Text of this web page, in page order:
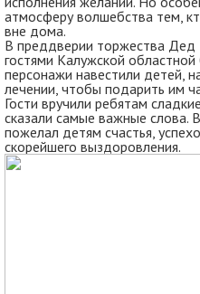
атмосферу волшебства тем,
вне дома.
В преддверии торжества Дед
гостями Калужской
персонажи навестили детей,
лечении, чтобы подарить им
Гости вручили ребятам
сказали самые важные
пожелал детям счастья,
скорейшего выздоровления.